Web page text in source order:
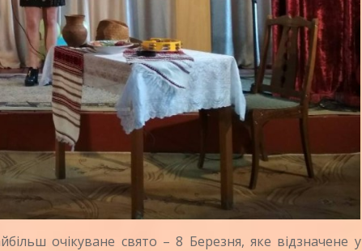
очікуване свято – 8 Березня, яке відзначене у